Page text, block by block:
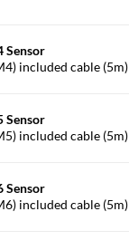
Sensor
included cable (5m)
Sensor
included cable (5m)
Sensor
included cable (5m)